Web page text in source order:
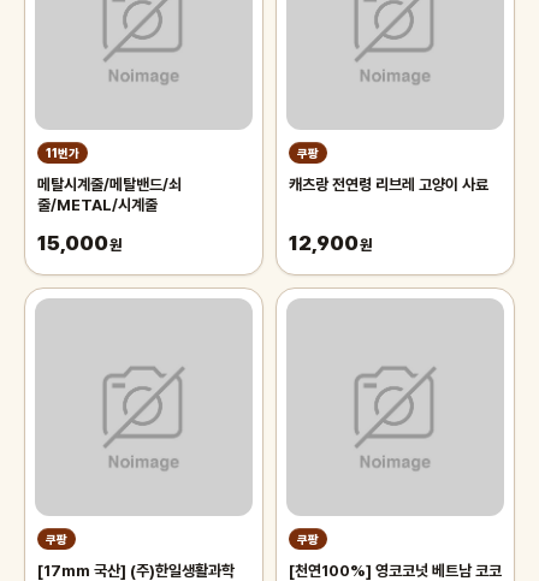
11번가
메탈시계줄/메탈밴드/쇠
줄/METAL/시계줄
15,000원
쿠팡
캐츠랑 전연령 리브레 고양이 사료
12,900원
쿠팡
[17mm 국산] (주)한일생활과학
쿠팡
[천연100%] 영코코넛 베트남 코코